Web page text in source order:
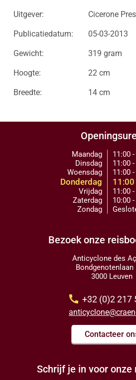
Uitgever: Cicerone
Publicatiedatum: 05-03-2013
Gewicht: 319 gram
Hoogte: 22 cm
Breedte: 14 cm
Maandag
Dinsdag
Woensdag
Donderdag
Vrijdag
Zaterdag
Zondag
11:00
11:00
11:00
11:00
10:00
Bezoek onze
Anticyclone des
Bondgenotenlaan
3000 Leuven
call +32 (0)2 217
Contacteer
Schrijf je in voor